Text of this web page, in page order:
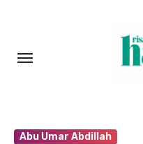
Abu Umar Abdillah